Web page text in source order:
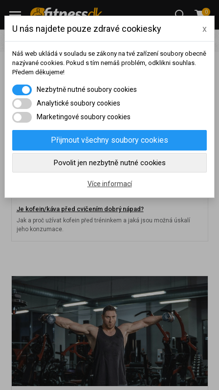
0
Blog
Fitness blog
Je kofein/káva před cvičením dobrý nápad?
Jak a proč užívat kofein před tréninkem a jaká jsou možná úskalí
jeho konzumace.
dosaženého obratu za
sledované období, byl váš
účet přeřazen do jiné
skupiny:
U nás najdete pouze zdravé cookiesky x
Náš web ukládá v souladu se zákony na tvé zařízení soubory obecně
nazývané cookies. Pokud s tím nemáš problém, odklikni souhlas.
Předem děkujeme!
Nezbytně nutné soubory cookies
Analytické soubory cookies
Marketingové soubory cookies
Přijmout všechny soubory cookies
Povolit jen nezbytně nutné cookies
Více informací